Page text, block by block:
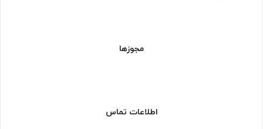
مجوزها
اطلاعات تماس